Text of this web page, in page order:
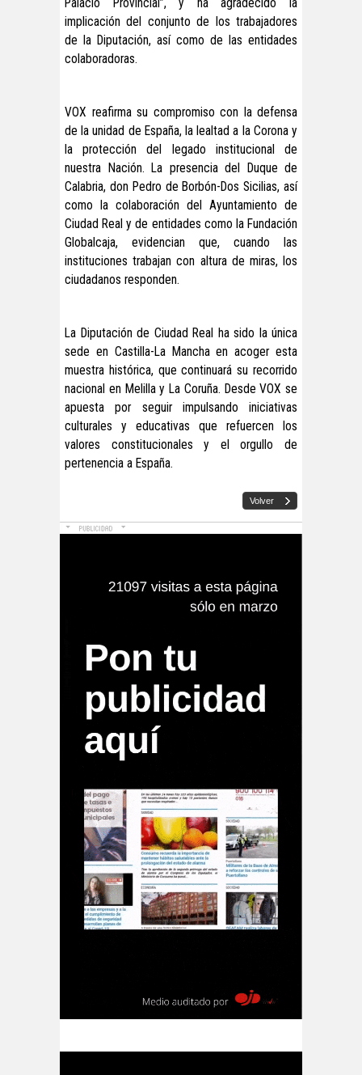
Palacio Provincial”, y ha agradecido la
implicación del conjunto de los trabajadores
de la Diputación, así como de las entidades
colaboradoras.
VOX reafirma su compromiso con la defensa
de la unidad de España, la lealtad a la Corona y
la protección del legado institucional de
nuestra Nación. La presencia del Duque de
Calabria, don Pedro de Borbón-Dos Sicilias, así
como la colaboración del Ayuntamiento de
Ciudad Real y de entidades como la Fundación
Globalcaja, evidencian que, cuando las
instituciones trabajan con altura de miras, los
ciudadanos responden.
La Diputación de Ciudad Real ha sido la única
sede en Castilla-La Mancha en acoger esta
muestra histórica, que continuará su recorrido
nacional en Melilla y La Coruña. Desde VOX se
apuesta por seguir impulsando iniciativas
culturales y educativas que refuercen los
valores constitucionales y el orgullo de
pertenencia a España.